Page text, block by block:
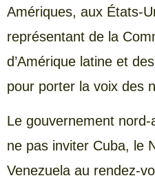
Amériques, aux États-
représentant de la
d’Amérique latine et
pour porter la voix des
Le gouvernement
ne pas inviter Cuba, le
Venezuela au rendez-